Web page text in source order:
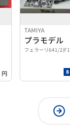
円
TAMIYA
プラモデル
フェラーリ641/